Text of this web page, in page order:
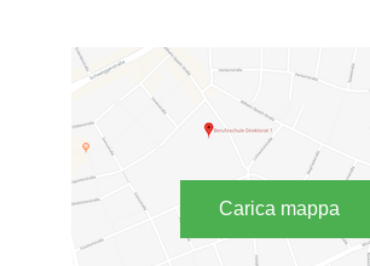
Carica mappa